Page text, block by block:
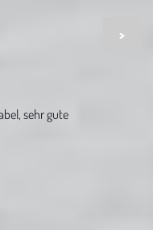
sehr gute
>